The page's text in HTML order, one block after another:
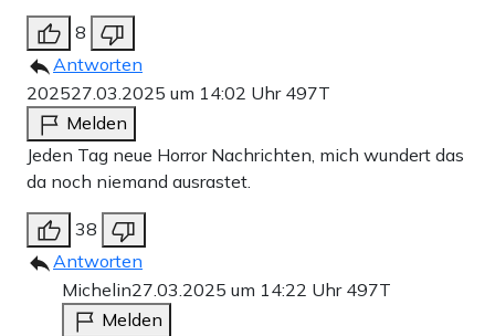
8
Antworten
202527.03.2025 um 14:02 Uhr 497T
Melden
Jeden Tag neue Horror Nachrichten, mich wundert das
da noch niemand ausrastet.
38
Antworten
Michelin27.03.2025 um 14:22 Uhr 497T
Melden